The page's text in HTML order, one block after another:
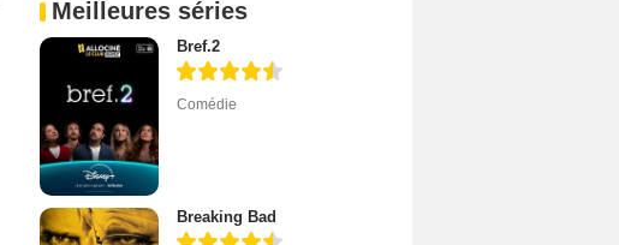
Meilleures séries
Bref.2
Comédie
Breaking Bad